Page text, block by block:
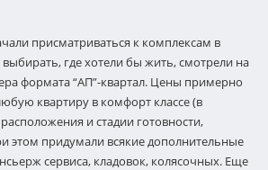
присматриваться к комплексам в
где хотели бы жить, смотрели на
формата “АП”-квартал. Цены примерно
квартиру в комфорт классе (в
и стадии готовности,
этом придумали всякие дополнительные
сервиса, кладовок, колясочных. Еще